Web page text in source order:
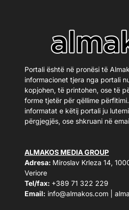
Portali është në pronësi të
informacionet tjera nga portali
kopjohen, të printohen, ose të
forme tjetër për qëllime
informatat e këtij portali ju
përgjegjës, ose shkruani në
ALMAKOS MEDIA GROUP
Adresa: Miroslav Krleza 14,
Veriore
Tel/fax: +389 71 322 229
Email: info@almakos.com